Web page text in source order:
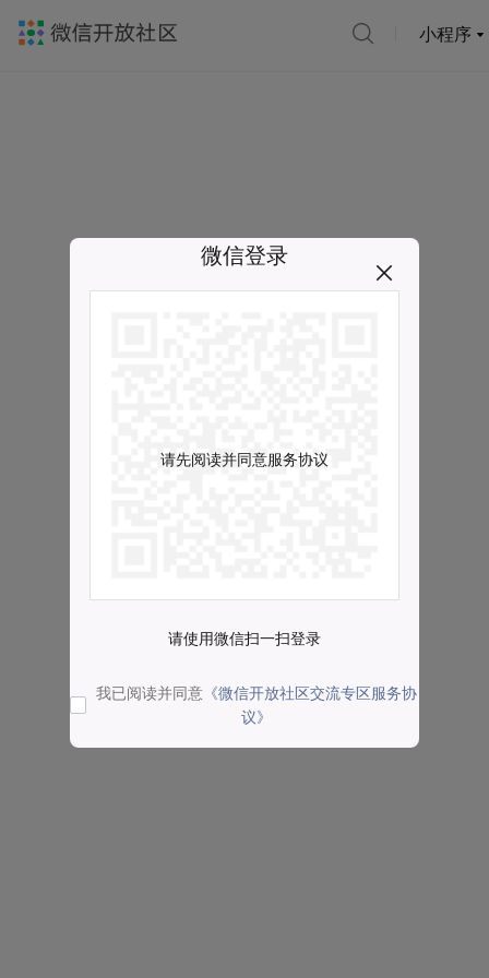
小程序
微信登录
请先阅读并同意服务协议
请使用微信扫一扫登录
我已阅读并同意 《微信开放社区交流专区服务协
议》